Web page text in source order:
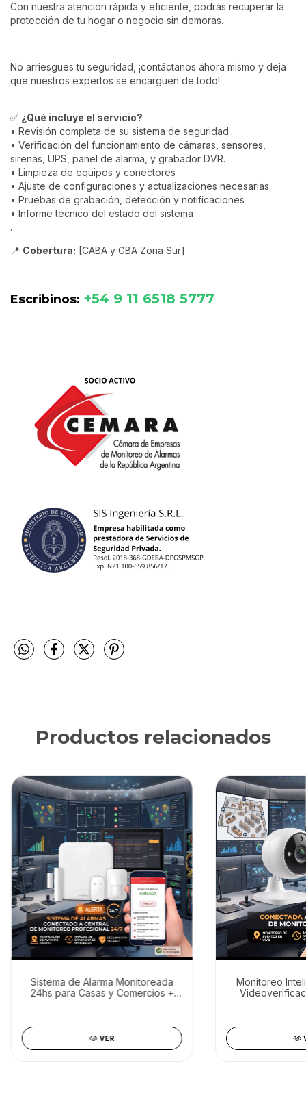
Con nuestra atención rápida y eficiente, podrás recuperar la
protección de tu hogar o negocio sin demoras.
No arriesgues tu seguridad, ¡contáctanos ahora mismo y deja
que nuestros expertos se encarguen de todo!
✅ ¿Qué incluye el servicio?
• Revisión completa de su sistema de seguridad
• Verificación del funcionamiento de cámaras, sensores,
sirenas, UPS, panel de alarma, y grabador DVR.
• Limpieza de equipos y conectores
• Ajuste de configuraciones y actualizaciones necesarias
• Pruebas de grabación, detección y notificaciones
• Informe técnico del estado del sistema
.
📍 Cobertura: [CABA y GBA Zona Sur]
Escribinos: +54 9 11 6518 5777
Productos relacionados
Sistema de Alarma Monitoreada
24hs para Casas y Comercios +
VER
Monitoreo